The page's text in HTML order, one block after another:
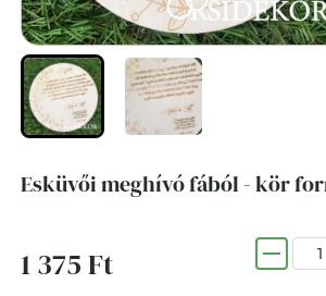
Esküvői meghívó fából - kör
1 375 Ft